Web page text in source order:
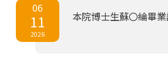
06
11
2026
本院博士生蘇〇綸畢